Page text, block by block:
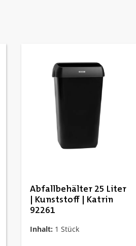
Abfallbehälter 25 Liter
| Kunststoff | Katrin
92261
Inhalt: 1 Stück